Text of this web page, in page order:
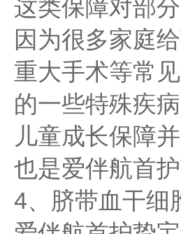
这类保障对部
因为很多家庭
重大手术等常
的一些特殊疾病
儿童成长保障
也是爱伴航首
4、脐带血干细